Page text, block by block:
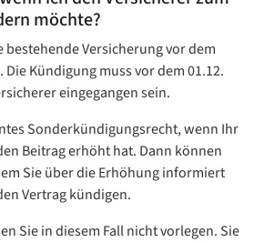
möchte?
bestehende Versicherung vor dem
Kündigung muss vor dem 01.12.
eingegangen sein.
Sonderkündigungsrecht, wenn Ihr
Beitrag erhöht hat. Dann können
Sie über die Erhöhung informiert
Vertrag kündigen.
Sie in diesem Fall nicht vorlegen. Sie